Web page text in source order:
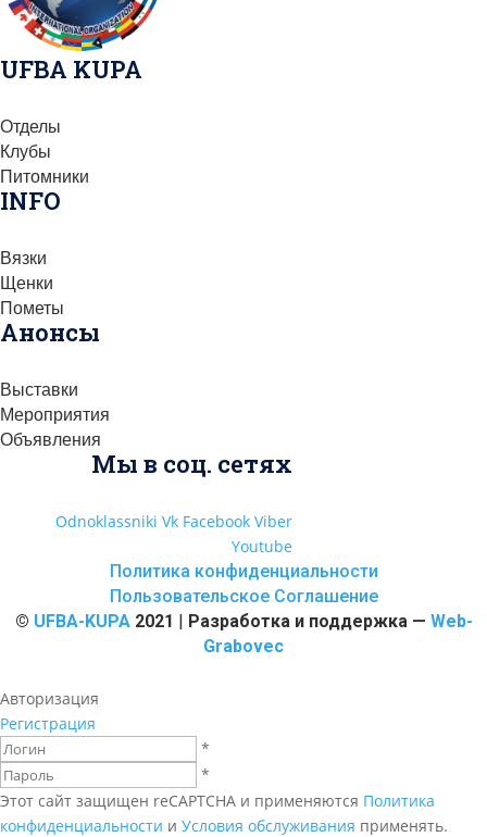
UFBA KUPA
Отделы
Клубы
Питомники
INFO
Вязки
Щенки
Пометы
Анонсы
Выставки
Мероприятия
Объявления
Мы в соц. сетях
Odnoklassniki Vk Facebook Viber
Youtube
Политика конфиденциальности
Пользовательское Соглашение
© UFBA-KUPA 2021 Разработка и поддержка — Web-
Grabovec
Авторизация
Регистрация
*
*
Этот сайт защищен reCAPTCHA и применяются Политика
конфиденциальности и Условия обслуживания применять.